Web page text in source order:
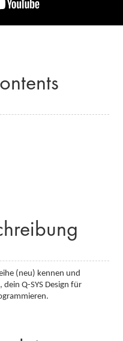
(neu) kennen und
Q-SYS Design für